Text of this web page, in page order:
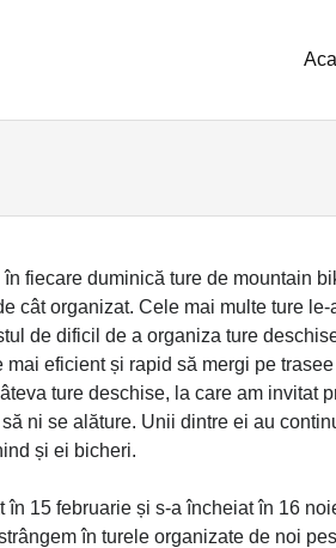
Skip to
fiecare duminică ture de mountain
cât organizat. Cele mai multe ture
de dificil de a organiza ture
eficient și rapid să mergi pe
ture deschise, la care am invitat
ni se alăture. Unii dintre ei au
și ei bicheri.
15 februarie și s-a încheiat în 16
în turele organizate de noi